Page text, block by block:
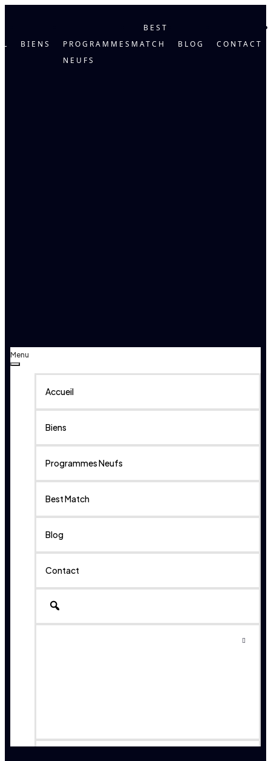
BIENS
PROGRAMMES
NEUFS
BEST
MATCH
BLOG CONTACT
Menu
Accueil
Biens
Programmes Neufs
Best Match
Blog
Contact